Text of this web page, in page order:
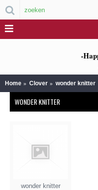
-
Home Clover wonder knitter
WONDER KNITTER
wonder knitter